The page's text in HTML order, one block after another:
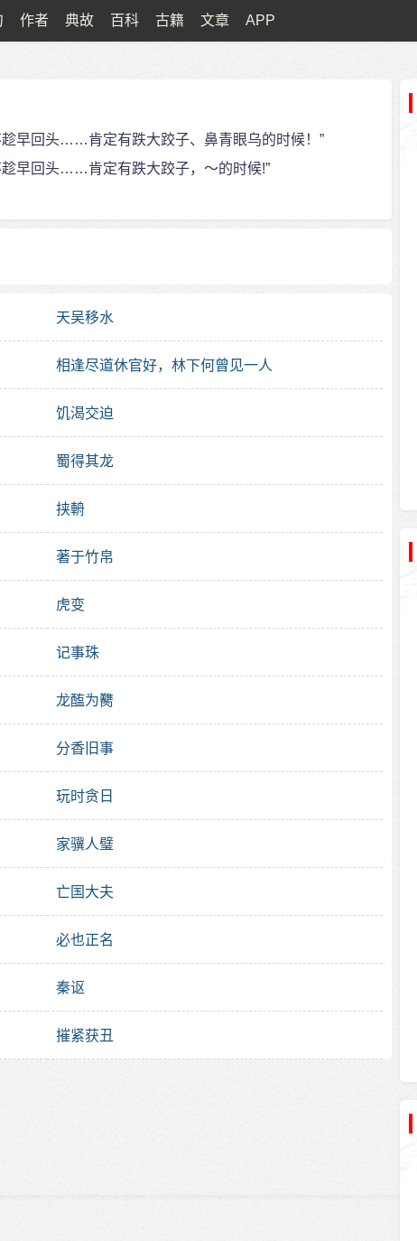
作者 典故 百科 古籍 文章 APP
趁早回头……肯定有跌大跤子、鼻青眼乌的时候！”
趁早回头……肯定有跌大跤子，～的时候!”
天吴移水
相逢尽道休官好，林下何曾见一人
饥渴交迫
蜀得其龙
挟輈
著于竹帛
虎变
记事珠
龙醢为臡
分香旧事
玩时贪日
家骥人璧
亡国大夫
必也正名
秦讴
摧紧获丑